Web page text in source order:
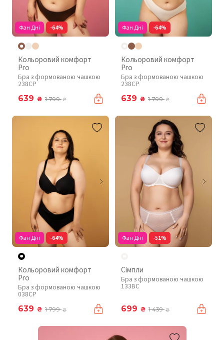
Фан Дні -64%
Кольоровий комфорт
Pro
Бра з формованою чашкою
238CP
639 ₴ 1 799₴
Фан Дні -64%
Кольоровий комфорт
Pro
Бра з формованою чашкою
238CP
639 ₴ 1 799₴
Фан Дні -64%
Кольоровий комфорт
Pro
Бра з формованою чашкою
038CP
639 ₴ 1 799₴
Фан Дні -51%
Сімпли
Бра з формованою чашкою
133BC
699 ₴ 1 439₴